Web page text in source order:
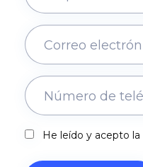
He leído y acepto la